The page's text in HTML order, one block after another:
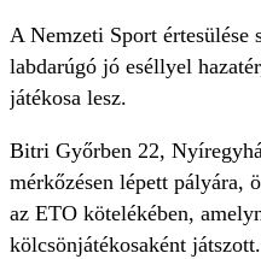
A Nemzeti Sport értesülése
labdarúgó jó eséllyel
játékosa lesz.
Bitri Győrben 22,
mérkőzésen lépett pályára,
az ETO kötelékében,
kölcsönjátékosaként